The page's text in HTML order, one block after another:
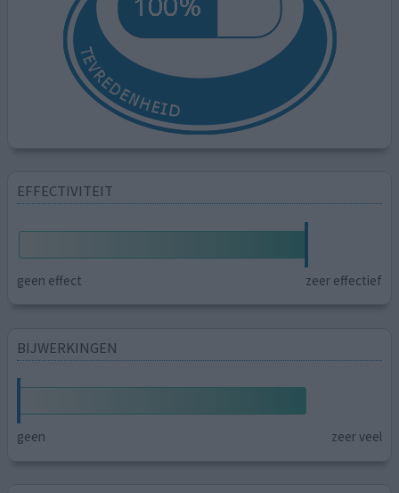
EFFECTIVITEIT
geen effect zeer effectief
BIJWERKINGEN
geen zeer veel